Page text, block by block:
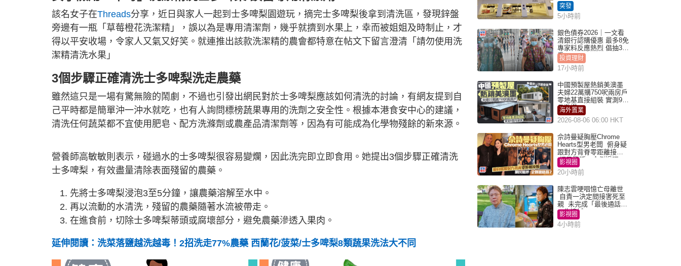
該名女子在Threads分享，近日與家人一起到士多啤梨園遊玩，摘完士多啤梨後拿到清洗區，發現鋅盤
旁邊有一瓶「草莓橙花洗潔精」，誤以為是專用清潔劑，幾乎就擠到水果上，幸而被姐姐及時制止，才
得以平安收場，令家人又氣又好笑。就連推出該款洗潔精的農會都特意在帖文下留言澄清「請勿使用洗
潔精清洗水果」
3個步驟正確清洗士多啤梨洗走農藥
雖然這只是一場有驚無險的鬧劇，不過也引發出網民對於士多啤梨應該如何清洗的討論，有網友提到自
己平時都是簡單沖一沖水就吃，也有人詢問標榜蔬果專用的洗劑之安全性。根據本港食安中心的建議，
清洗任何蔬菜都不宜使用肥皂、配方洗滌劑或農產品清潔劑等，因為有可能成為化學物殘餘的新來源。
營養師高敏敏則表示，碰過水的士多啤梨很容易變爛，因此洗完即立即食用。她提出3個步驟正確清洗
士多啤梨，有效盡量清除表面殘留的農藥。
先將士多啤梨浸泡3至5分鐘，讓農藥溶解至水中。
再以流動的水清洗，殘留的農藥隨著水流被帶走。
在進食前，切除士多啤梨蒂頭或腐壞部分，避免農藥滲透入果肉。
延伸閱讀：洗菜落鹽越洗越毒！2招洗走77%農藥 西蘭花/菠菜/士多啤梨8類蔬果洗法大不同
突發
5小時前
銀色債券2026｜一文看
清銀行認購優惠 最多8免
專家料反應熱烈 倡抽30
手
投資理財
17小時前
中國預製屋熱銷美澳墨
夫婦22萬購750呎兩房戶
零地基直接組裝 實測9個
月激讚
海外置業
2026-08-06 06:00 HKT
佘詩曼疑胸壓Chrome
Hearts型男老闆 俯身疑
跟對方背脊零距離接觸
網民驚呼：企側邊唔
得？
影視圈
20小時前
陳志雲哽咽憶亡母離世
自責一決定間接害死至
親 未完成「最後通話」
一生遺憾
影視圈
4小時前